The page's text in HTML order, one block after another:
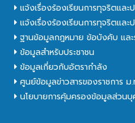
แจ้งเรื่องร้องเรียนการทุจริตแล
แจ้งเรื่องร้องเรียนการทุจริตแล
ฐานข้อมูลกฎหมาย ข้อบังคับ และ
ข้อมูลสำหรับประชาชน
ข้อมูลเกี่ยวกับอัตรากำลัง
ศูนย์ข้อมูลข่าวสารของราชการ
นโยบายการคุ้มครองข้อมูลส่วน